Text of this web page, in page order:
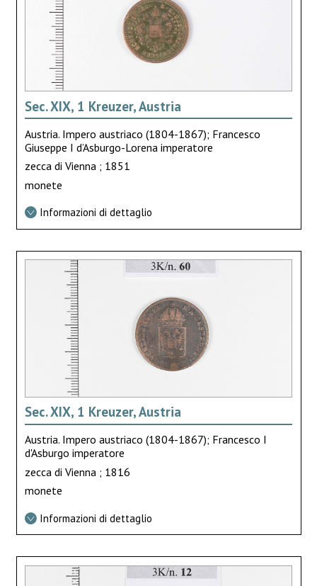
Sec. XIX, 1 Kreuzer, Austria
Austria. Impero austriaco (1804-1867); Francesco
Giuseppe I d’Asburgo-Lorena imperatore
zecca di Vienna ; 1851
monete
Informazioni di dettaglio
Sec. XIX, 1 Kreuzer, Austria
Austria. Impero austriaco (1804-1867); Francesco I
d'Asburgo imperatore
zecca di Vienna ; 1816
monete
Informazioni di dettaglio